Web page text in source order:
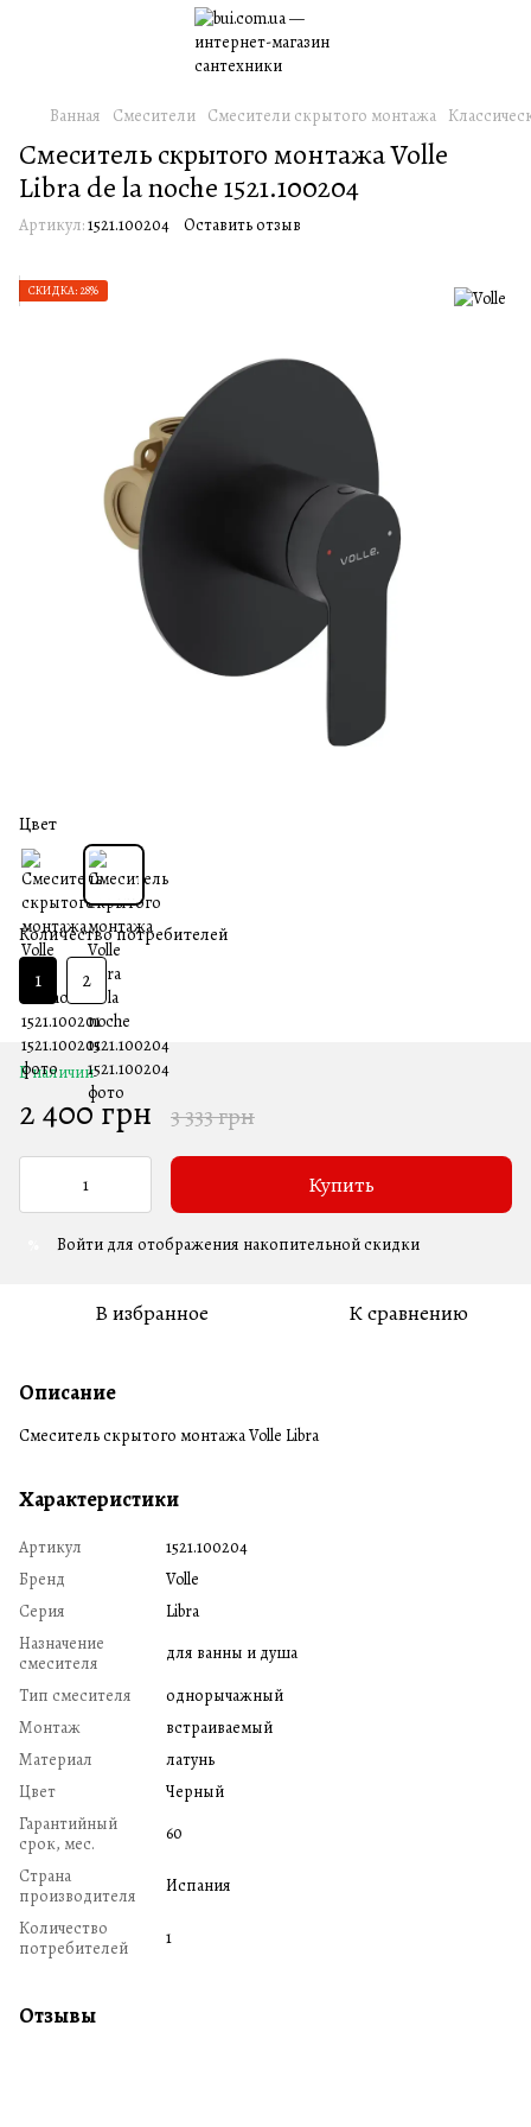
Ванная Смесители Смесители скрытого монтажа
Смеситель скрытого монтажа Volle
Libra de la noche 1521.100204
Артикул:1521.100204 Оставить отзыв
СКИДКА: 28%
Цвет
Количество потребителей
1 2
В наличии
2 400 грн 3 333 грн
Купить
Войти для отображения накопительной скидки
В избранное К сравнению
Описание
Смеситель скрытого монтажа Volle Libra
Характеристики
Артикул
1521.100204
Бренд
Volle
Серия
Libra
Назначение
смесителя
для ванны и душа
Тип смесителя
однорычажный
Монтаж
встраиваемый
Материал
латунь
Цвет
Черный
Гарантийный
срок, мес.
60
Страна
производителя
Испания
Количество
потребителей
1
Отзывы